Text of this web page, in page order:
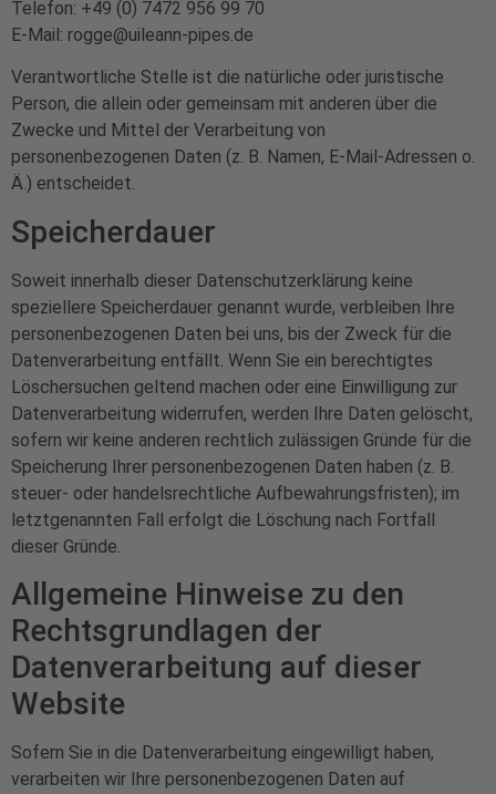
Telefon: +49 (0) 7472 956 99 70
E-Mail: rogge@uileann-pipes.de
Verantwortliche Stelle ist die natürliche oder juristische
Person, die allein oder gemeinsam mit anderen über die
Zwecke und Mittel der Verarbeitung von
personenbezogenen Daten (z. B. Namen, E-Mail-Adressen o.
Ä.) entscheidet.
Speicherdauer
Soweit innerhalb dieser Datenschutzerklärung keine
speziellere Speicherdauer genannt wurde, verbleiben Ihre
personenbezogenen Daten bei uns, bis der Zweck für die
Datenverarbeitung entfällt. Wenn Sie ein berechtigtes
Löschersuchen geltend machen oder eine Einwilligung zur
Datenverarbeitung widerrufen, werden Ihre Daten gelöscht,
sofern wir keine anderen rechtlich zulässigen Gründe für die
Speicherung Ihrer personenbezogenen Daten haben (z. B.
steuer- oder handelsrechtliche Aufbewahrungsfristen); im
letztgenannten Fall erfolgt die Löschung nach Fortfall
dieser Gründe.
Allgemeine Hinweise zu den
Rechtsgrundlagen der
Datenverarbeitung auf dieser
Website
Sofern Sie in die Datenverarbeitung eingewilligt haben,
verarbeiten wir Ihre personenbezogenen Daten auf